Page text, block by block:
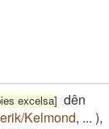
excelsa] dên
Kelmond, ... ),